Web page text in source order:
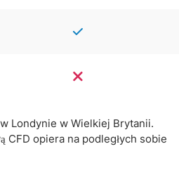
Londynie w Wielkiej Brytanii.
CFD opiera na podległych sobie